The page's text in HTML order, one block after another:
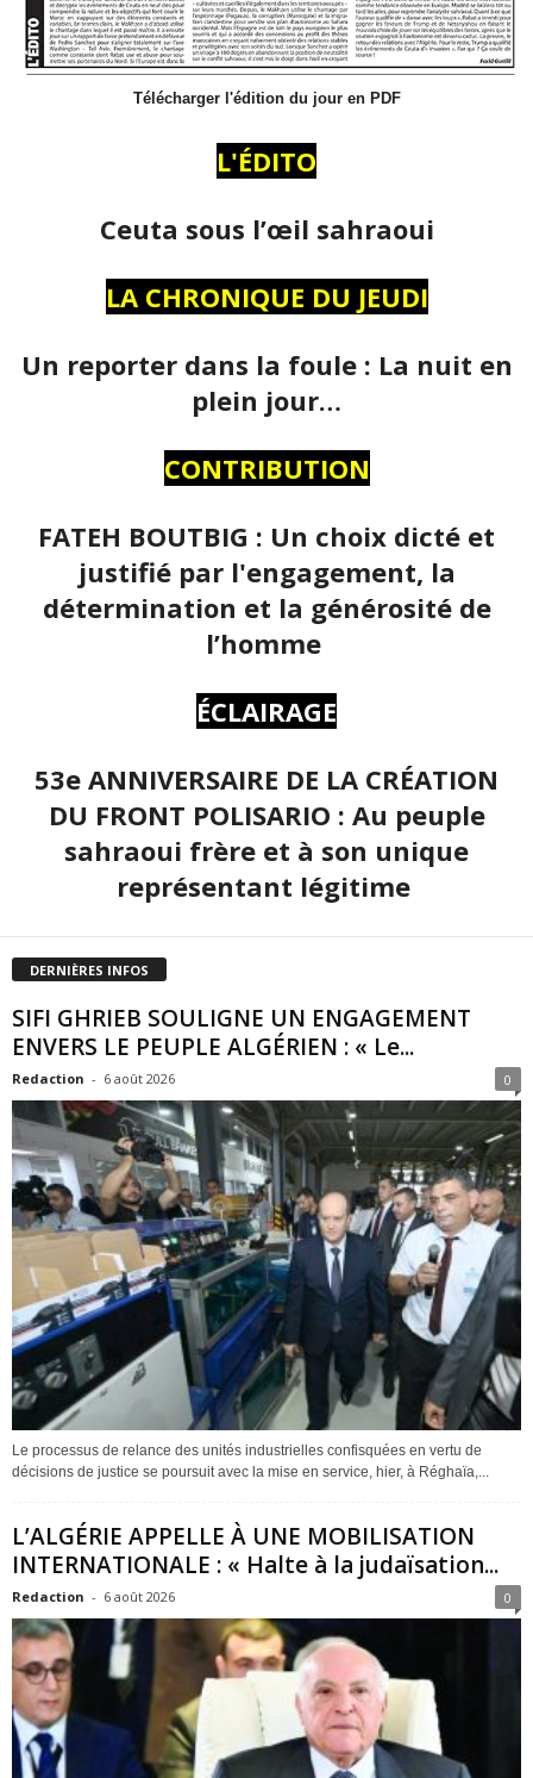
Télécharger l'édition du jour en PDF
L'ÉDITO
Ceuta sous l’œil sahraoui
LA CHRONIQUE DU JEUDI
Un reporter dans la foule : La nuit en
plein jour…
CONTRIBUTION
FATEH BOUTBIG : Un choix dicté et
justifié par l'engagement, la
détermination et la générosité de
l’homme
ÉCLAIRAGE
53e ANNIVERSAIRE DE LA CRÉATION
DU FRONT POLISARIO : Au peuple
sahraoui frère et à son unique
représentant légitime
DERNIÈRES INFOS
SIFI GHRIEB SOULIGNE UN ENGAGEMENT
ENVERS LE PEUPLE ALGÉRIEN : « Le...
Redaction - 6 août 2026 0
Le processus de relance des unités industrielles confisquées en vertu de
décisions de justice se poursuit avec la mise en service, hier, à Réghaïa,...
L’ALGÉRIE APPELLE À UNE MOBILISATION
INTERNATIONALE : « Halte à la judaïsation...
Redaction - 6 août 2026 0